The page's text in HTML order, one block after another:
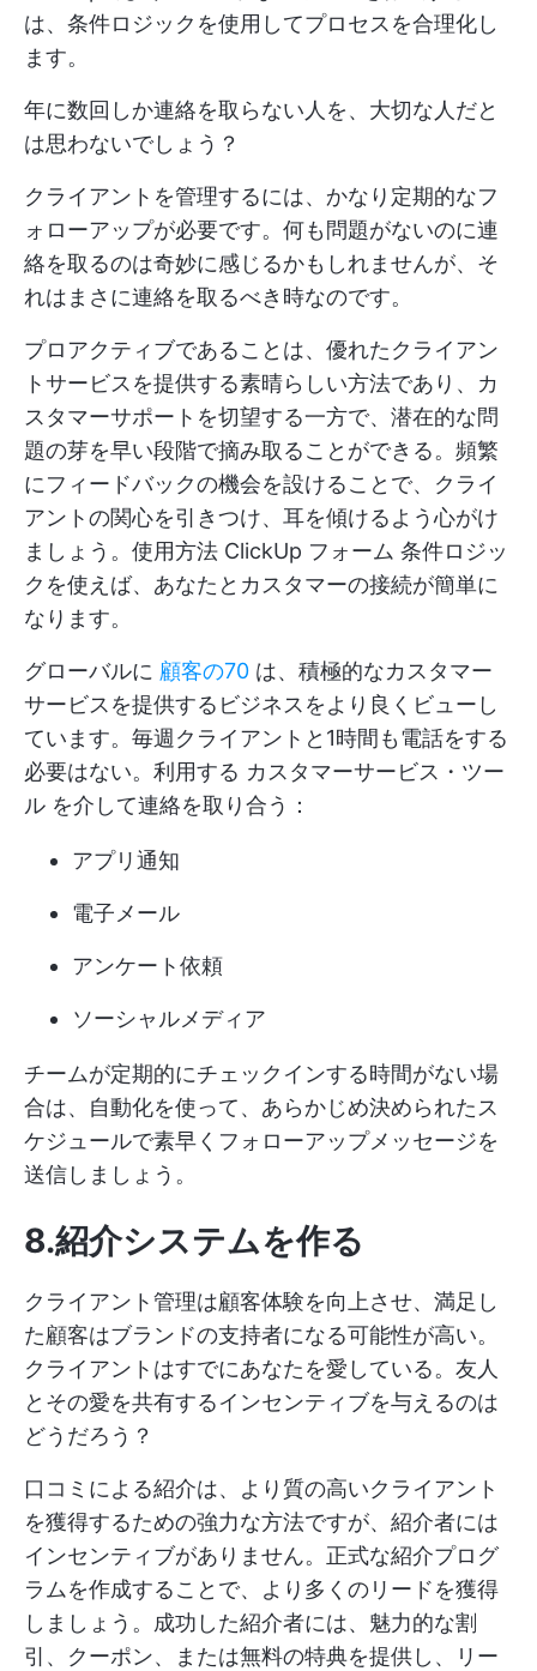
は、条件ロジックを使用してプロセスを合理化し
ます。
年に数回しか連絡を取らない人を、大切な人だと
は思わないでしょう？
クライアントを管理するには、かなり定期的なフ
ォローアップが必要です。何も問題がないのに連
絡を取るのは奇妙に感じるかもしれませんが、そ
れはまさに連絡を取るべき時なのです。
プロアクティブであることは、優れたクライアン
トサービスを提供する素晴らしい方法であり、カ
スタマーサポートを切望する一方で、潜在的な問
題の芽を早い段階で摘み取ることができる。頻繁
にフィードバックの機会を設けることで、クライ
アントの関心を引きつけ、耳を傾けるよう心がけ
ましょう。使用方法 ClickUp フォーム 条件ロジッ
クを使えば、あなたとカスタマーの接続が簡単に
なります。
グローバルに 顧客の70 は、積極的なカスタマー
サービスを提供するビジネスをより良くビューし
ています。毎週クライアントと1時間も電話をする
必要はない。利用する カスタマーサービス・ツー
ル を介して連絡を取り合う：
アプリ通知
電子メール
アンケート依頼
ソーシャルメディア
チームが定期的にチェックインする時間がない場
合は、自動化を使って、あらかじめ決められたス
ケジュールで素早くフォローアップメッセージを
送信しましょう。
8.紹介システムを作る
クライアント管理は顧客体験を向上させ、満足し
た顧客はブランドの支持者になる可能性が高い。
クライアントはすでにあなたを愛している。友人
とその愛を共有するインセンティブを与えるのは
どうだろう？
口コミによる紹介は、より質の高いクライアント
を獲得するための強力な方法ですが、紹介者には
インセンティブがありません。正式な紹介プログ
ラムを作成することで、より多くのリードを獲得
しましょう。成功した紹介者には、魅力的な割
引、クーポン、または無料の特典を提供し、リー